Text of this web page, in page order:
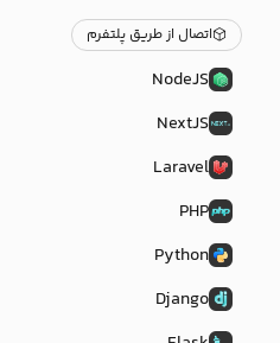
اتصال از طریق پلتفرم
NodeJS
NextJS
Laravel
PHP
Python
Django